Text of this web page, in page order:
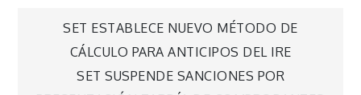
Navegación
SET ESTABLECE NUEVO MÉTODO DE
CÁLCULO PARA ANTICIPOS DEL IRE
SET SUSPENDE SANCIONES POR